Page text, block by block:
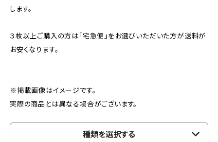
します。
３枚以上ご購入の方は「宅急便」をお選びいただいた方が送料が
お安くなります。
※掲載画像はイメージです。
実際の商品とは異なる場合がございます。
種類を選択する